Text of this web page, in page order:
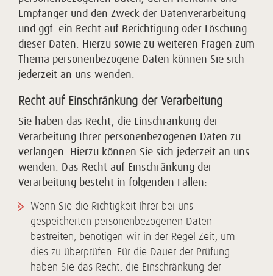
Empfänger und den Zweck der Datenverarbeitung
und ggf. ein Recht auf Berichtigung oder Löschung
dieser Daten. Hierzu sowie zu weiteren Fragen zum
Thema personenbezogene Daten können Sie sich
jederzeit an uns wenden.
Recht auf Einschränkung der Verarbeitung
Sie haben das Recht, die Einschränkung der
Verarbeitung Ihrer personenbezogenen Daten zu
verlangen. Hierzu können Sie sich jederzeit an uns
wenden. Das Recht auf Einschränkung der
Verarbeitung besteht in folgenden Fällen:
Wenn Sie die Richtigkeit Ihrer bei uns
gespeicherten personenbezogenen Daten
bestreiten, benötigen wir in der Regel Zeit, um
dies zu überprüfen. Für die Dauer der Prüfung
haben Sie das Recht, die Einschränkung der